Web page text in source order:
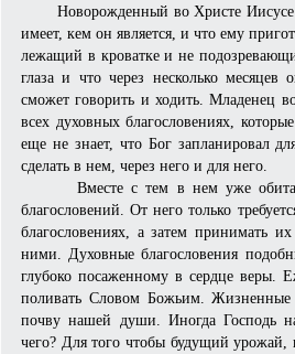
Новорожденный во Христе Иисусе
имеет, кем он является, и что ему
лежащий в кроватке и не
глаза и что через несколько месяцев
сможет говорить и ходить. Младенец
всех духовных благословениях,
еще не знает, что Бог запланировал
сделать в нем, через него и для него.
Вместе с тем в нем уже обитает
благословений. От него только
благословениях, а затем принимать
ними. Духовные благословения
глубоко посаженному в сердце веры.
поливать Словом Божьим. Жизненные
почву нашей души. Иногда Господь
чего? Для того чтобы будущий урожай,